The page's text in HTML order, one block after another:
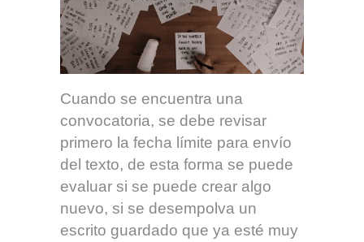
Cuando se encuentra una
convocatoria, se debe revisar
primero la fecha límite para envío
del texto, de esta forma se puede
evaluar si se puede crear algo
nuevo, si se desempolva un
escrito guardado que ya esté muy